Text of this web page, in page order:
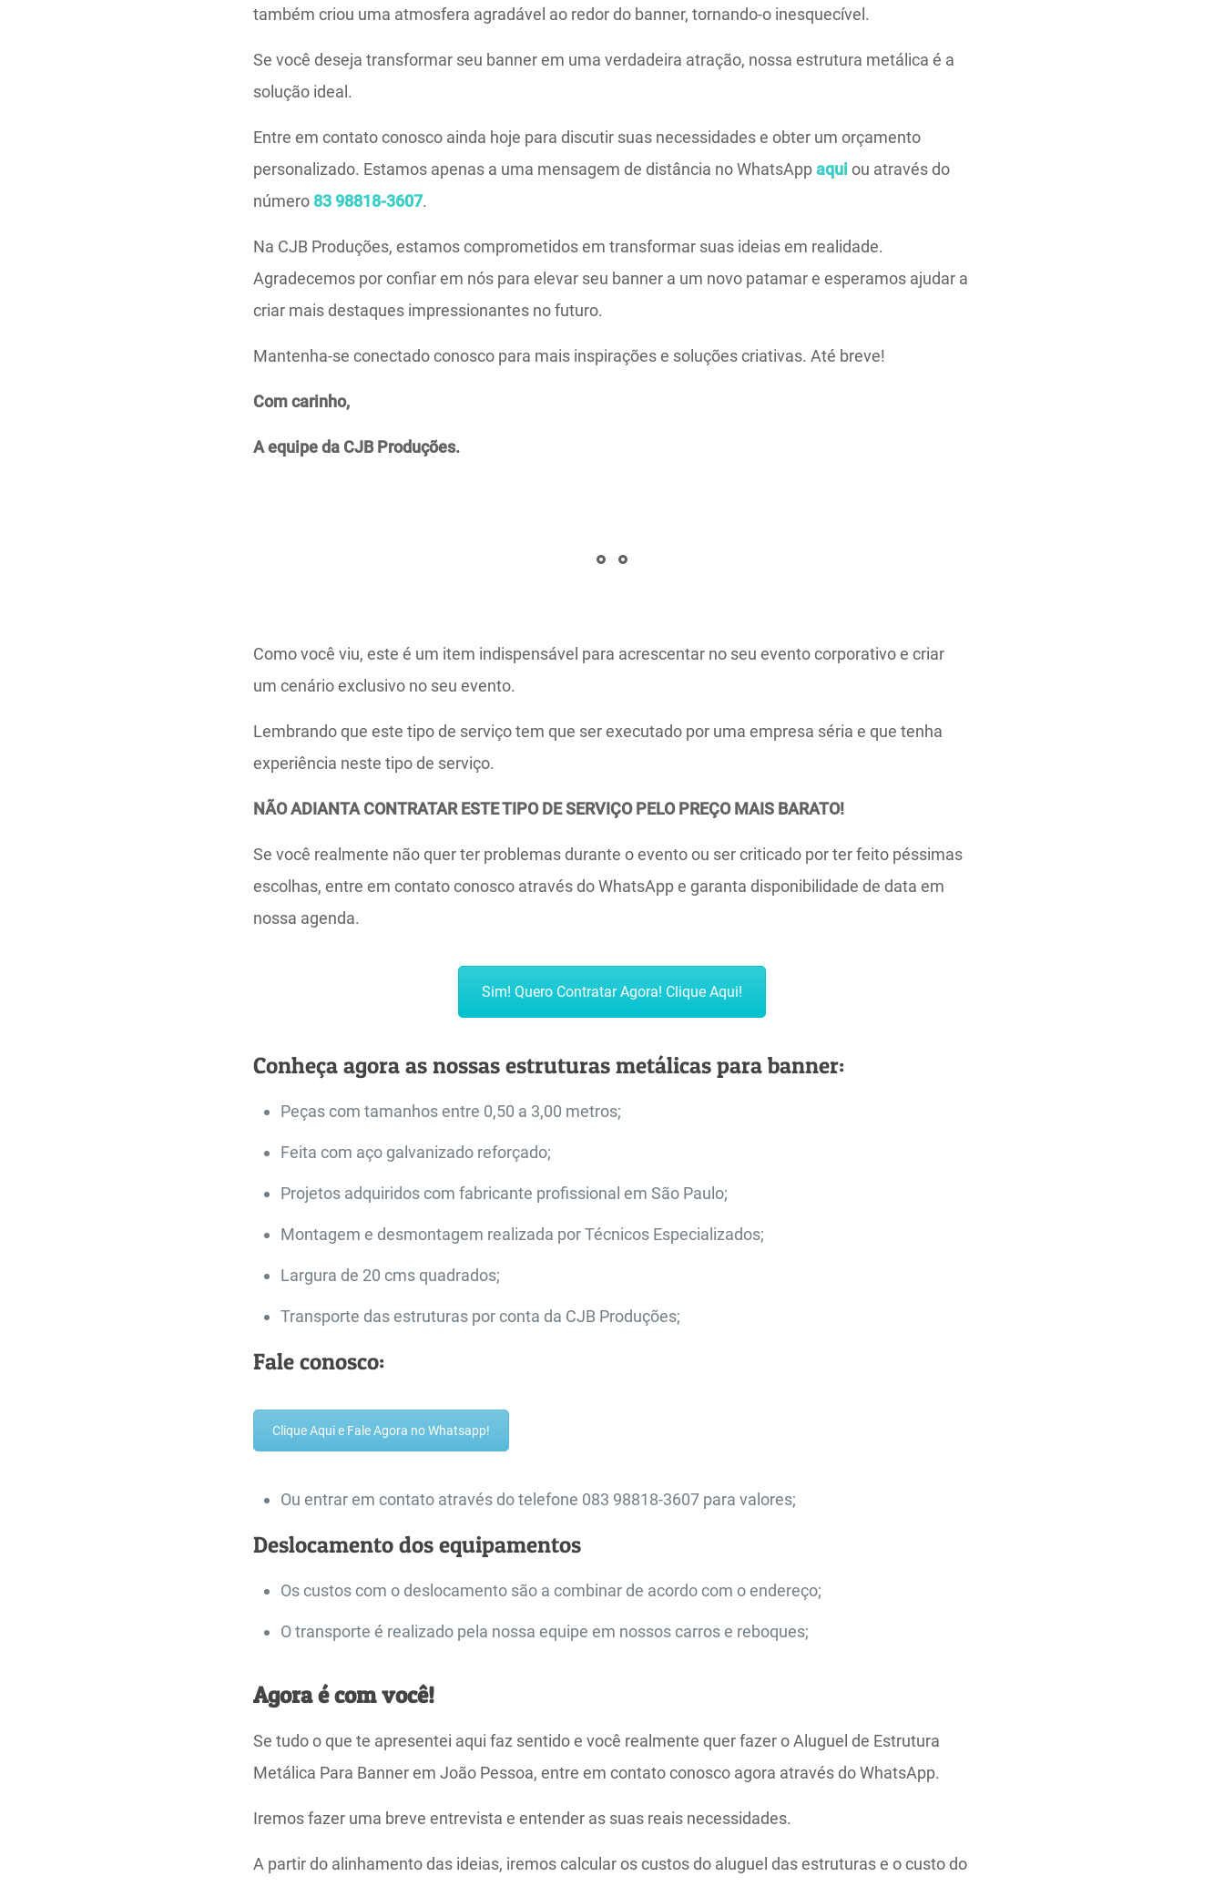
também criou uma atmosfera agradável ao redor do banner, tornando-o inesquecível.
Se você deseja transformar seu banner em uma verdadeira atração, nossa estrutura metálica é a
solução ideal.
Entre em contato conosco ainda hoje para discutir suas necessidades e obter um orçamento
personalizado. Estamos apenas a uma mensagem de distância no WhatsAppaqui ou através do
número 83 98818-3607.
Na CJB Produções, estamos comprometidos em transformar suas ideias em realidade.
Agradecemos por confiar em nós para elevar seu banner a um novo patamar e esperamos ajudar a
criar mais destaques impressionantes no futuro.
Mantenha-se conectado conosco para mais inspirações e soluções criativas. Até breve!
Com carinho,
A equipe da CJB Produções.
Como você viu, este é um item indispensável para acrescentar no seu evento corporativo e criar
um cenário exclusivo no seu evento.
Lembrando que este tipo de serviço tem que ser executado por uma empresa séria e que tenha
experiência neste tipo de serviço.
NÃO ADIANTA CONTRATAR ESTE TIPO DE SERVIÇO PELO PREÇO MAIS BARATO!
Se você realmente não quer ter problemas durante o evento ou ser criticado por ter feito péssimas
escolhas, entre em contato conosco através do WhatsApp e garanta disponibilidade de data em
nossa agenda.
Sim! Quero Contratar Agora! Clique Aqui!
Conheça agora as nossas estruturas metálicas para banner:
Peças com tamanhos entre 0,50 a 3,00 metros;
Feita com aço galvanizado reforçado;
Projetos adquiridos com fabricante profissional em São Paulo;
Montagem e desmontagem realizada por Técnicos Especializados;
Largura de 20 cms quadrados;
Transporte das estruturas por conta da CJB Produções;
Fale conosco:
Clique Aqui e Fale Agora no Whatsapp!
Ou entrar em contato através do telefone 083 98818-3607 para valores;
Deslocamento dos equipamentos
Os custos com o deslocamento são a combinar de acordo com o endereço;
O transporte é realizado pela nossa equipe em nossos carros e reboques;
Agora é com você!
Se tudo o que te apresentei aqui faz sentido e você realmente quer fazer o Aluguel de Estrutura
Metálica Para Banner em João Pessoa, entre em contato conosco agora através do WhatsApp.
Iremos fazer uma breve entrevista e entender as suas reais necessidades.
A partir do alinhamento das ideias, iremos calcular os custos do aluguel das estruturas e o custo do